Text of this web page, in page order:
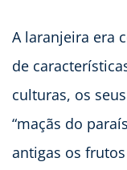
A laranjeira era
de
culturas, os seus
“maçãs do
antigas os frutos